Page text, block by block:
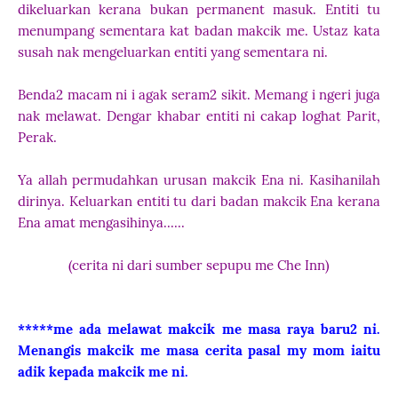
dikeluarkan kerana bukan permanent masuk. Entiti tu
menumpang sementara kat badan makcik me. Ustaz kata
susah nak mengeluarkan entiti yang sementara ni.
Benda2 macam ni i agak seram2 sikit. Memang i ngeri juga
nak melawat. Dengar khabar entiti ni cakap loghat Parit,
Perak.
Ya allah permudahkan urusan makcik Ena ni. Kasihanilah
dirinya. Keluarkan entiti tu dari badan makcik Ena kerana
Ena amat mengasihinya......
(cerita ni dari sumber sepupu me Che Inn)
*****me ada melawat makcik me masa raya baru2 ni.
Menangis makcik me masa cerita pasal my mom iaitu
adik kepada makcik me ni.